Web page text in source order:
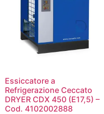
Essiccatore a
Refrigerazione Ceccato
DRYER CDX 450 (E17,5) –
Cod. 4102002888